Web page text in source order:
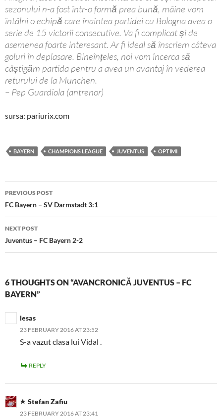
sezonului n-a fost într-o formă prea bună, mâine vom
întâlni o echipă care înaintea partidei cu Bologna avea o
serie de 15 victorii consecutive. Va fi complicat și de
asemenea foarte interesant. Ar fi ideal să înscriem câteva
goluri în deplasare. Bineînțeles, noi vom încerca să
câștigăm partida pentru a avea un avantaj în vederea
returului de la Munchen.
– Pep Guardiola (antrenor)
sursa: pariurix.com
BAYERN CHAMPIONS LEAGUE JUVENTUS OPTIMI
Post
navigation
PREVIOUS POST
FC Bayern – SV Darmstadt 3:1
NEXT POST
Juventus – FC Bayern 2-2
6 THOUGHTS ON “AVANCRONICĂ JUVENTUS – FC
BAYERN”
lesas
23 FEBRUARY 2016 AT 23:52
S-a vazut clasa lui Vidal .
REPLY
Stefan Zafiu
23 FEBRUARY 2016 AT 23:41